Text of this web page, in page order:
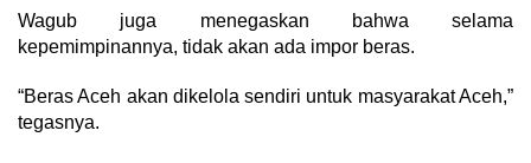
Wagub juga menegaskan bahwa selama
kepemimpinannya, tidak akan ada impor beras.
“Beras Aceh akan dikelola sendiri untuk masyarakat Aceh,”
tegasnya.